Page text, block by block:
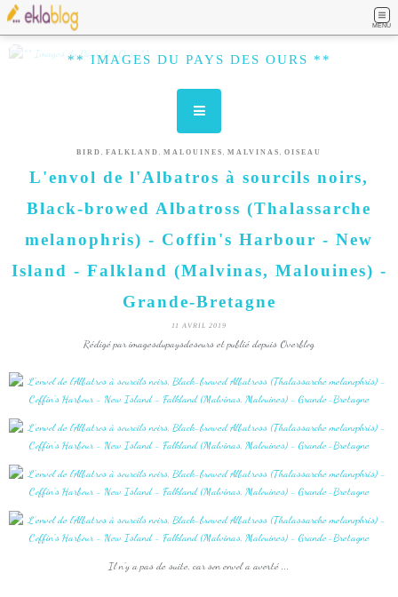
MENU
** IMAGES DU PAYS DES OURS **
BIRD , FALKLAND , MALOUINES , MALVINAS , OISEAU
L'envol de l'Albatros à sourcils noirs,
Black-browed Albatross (Thalassarche
melanophris) - Coffin's Harbour - New
Island - Falkland (Malvinas, Malouines) -
Grande-Bretagne
11 AVRIL 2019
Rédigé par imagesdupaysdesours et publié depuis Overblog
Il n'y a pas de suite, car son envol a avorté ...